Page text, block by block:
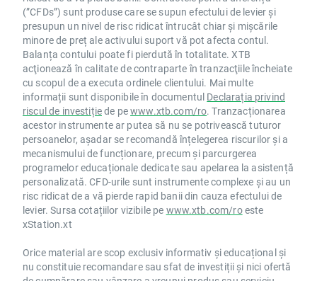
(”CFDs”) sunt produse care se supun efectului de levier și
presupun un nivel de risc ridicat întrucât chiar și mișcările
minore de preț ale activului suport vă pot afecta contul.
Balanța contului poate fi pierdută în totalitate. XTB
acţionează în calitate de contraparte în tranzacţiile încheiate
cu scopul de a executa ordinele clientului. Mai multe
informații sunt disponibile în documentul Declarația privind
riscul de investițiede pewww.xtb.com/ro. Tranzacționarea
acestor instrumente ar putea să nu se potrivească tuturor
persoanelor, așadar se recomandă înțelegerea riscurilor și a
mecanismului de funcționare, precum și parcurgerea
programelor educaționale dedicate sau apelarea la asistență
personalizată. CFD-urile sunt instrumente complexe și au un
risc ridicat de a vă pierde rapid banii din cauza efectului de
levier. Sursa cotațiilor vizibile pe www.xtb.com/roeste
xStation.xt
Orice material are scop exclusiv informativ și educațional și
nu constituie recomandare sau sfat de investiții și nici ofertă